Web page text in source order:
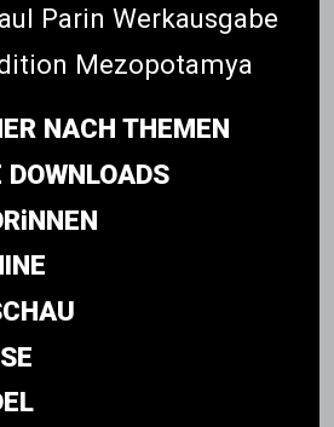
Parin Werkausgabe
Mezopotamya
NACH THEMEN
DOWNLOADS